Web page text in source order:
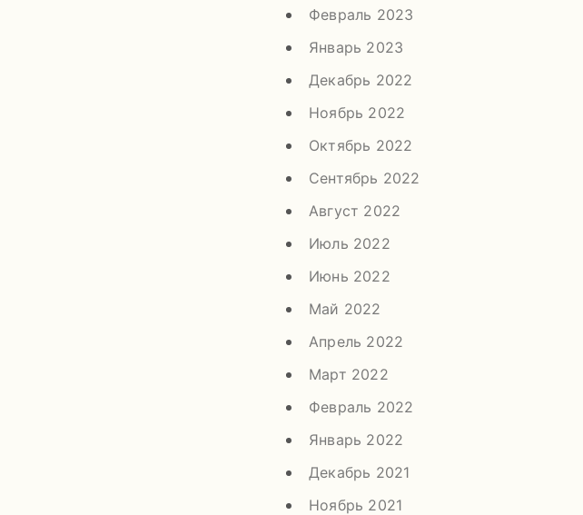
Февраль 2023
Январь 2023
Декабрь 2022
Ноябрь 2022
Октябрь 2022
Сентябрь 2022
Август 2022
Июль 2022
Июнь 2022
Май 2022
Апрель 2022
Март 2022
Февраль 2022
Январь 2022
Декабрь 2021
Ноябрь 2021